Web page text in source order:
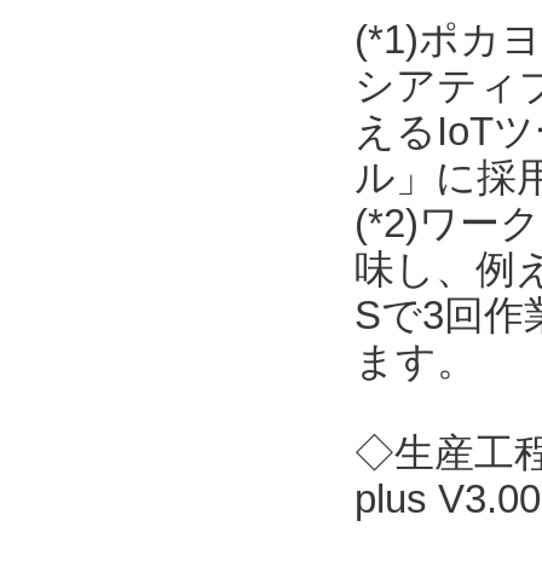
(*1)ポカ
シアティ
えるIoT
ル」に採
(*2)ワー
味し、例
Sで3回作
ます。
◇生産工
plus